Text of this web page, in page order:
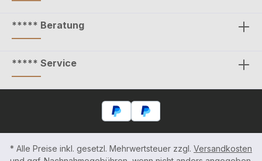
***** Beratung
***** Service
* Alle Preise inkl. gesetzl. Mehrwertsteuer zzgl. Versandkosten